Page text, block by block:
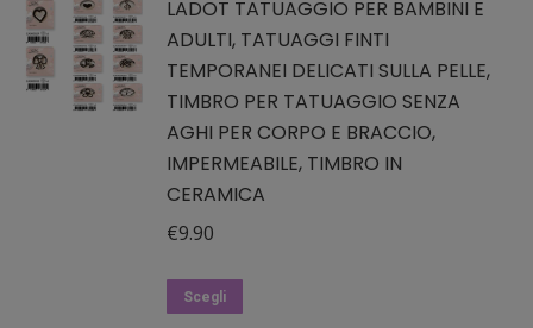
essere
scelte
nella
pagina
del
prodotto
LADOT TATUAGGIO PER BAMBINI E
ADULTI, TATUAGGI FINTI
TEMPORANEI DELICATI SULLA PELLE,
TIMBRO PER TATUAGGIO SENZA
AGHI PER CORPO E BRACCIO,
IMPERMEABILE, TIMBRO IN
CERAMICA
€9.90
Scegli